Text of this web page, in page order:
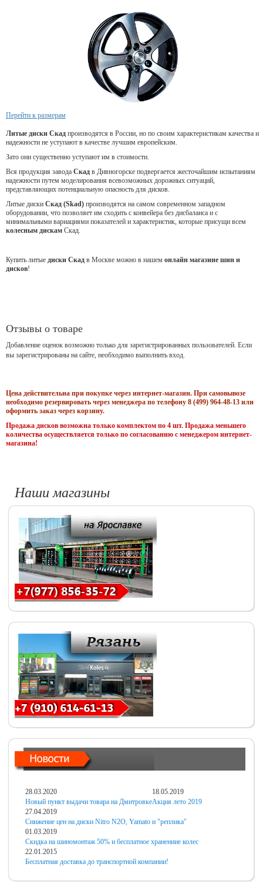
Перейти к размерам
Литые диски Скад производятся в России, но по своим характеристикам качества и
надежности не уступают в качестве лучшим европейским.
Зато они существенно уступают им в стоимости.
Вся продукция завода Скад в Дивногорске подвергается жесточайшим испытаниям
надежности путем моделирования всевозможных дорожных ситуаций,
представляющих потенциальную опасность для дисков.
Литые диски Скад (Skad) производятся на самом современном западном
оборудовании, что позволяет им сходить с конвейера без дисбаланса и с
минимальными вариациями показателей и характеристик, которые присущи всем
колесным дискам Скад.
Купить литые диски Скад в Москве можно в нашем онлайн магазине шин и
дисков!
Отзывы о товаре
Добавление оценок возможно только для зарегистрированных пользователей. Если
вы зарегистрированы на сайте, необходимо выполнить вход.
Цена действительна при покупке через интернет-магазин. При самовывозе
необходимо резервировать через менеджера по телефону 8 (499) 964-48-13 или
оформить заказ через корзину.
Продажа дисков возможна только комплектом по 4 шт. Продажа меньшего
количества осуществляется только по согласованию с менеджером интернет-
магазина!
Наши магазины
28.03.2020
Новый пункт выдачи товара на Дмитровке
18.05.2019
Акция лето 2019
27.04.2019
Снижение цен на диски Nitro N2O, Yamato и "реплика"
01.03.2019
Скидка на шиномонтаж 50% и бесплатное хранениие колес
22.01.2015
Бесплатная доставка до транспортной компании!